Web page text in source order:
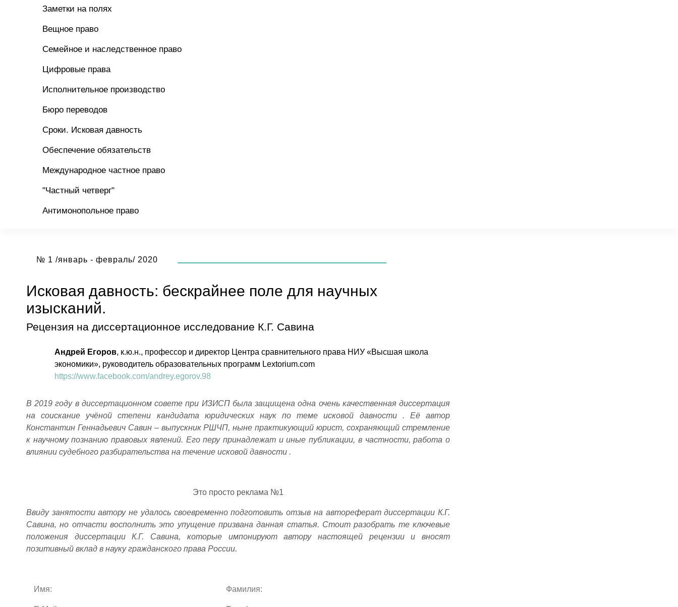
Заметки на полях
Вещное право
Семейное и наследственное право
Цифровые права
Исполнительное производство
Бюро переводов
Сроки. Исковая давность
Обеспечение обязательств
Международное частное право
"Частный четверг"
Антимонопольное право
№ 1 /январь - февраль/ 2020
Исковая давность: бескрайнее поле для научных
изысканий.
Рецензия на диссертационное исследование К.Г. Савина
Андрей Егоров, к.ю.н., профессор и директор Центра сравнительного права НИУ «Высшая школа
экономики», руководитель образовательных программ Lextorium.com
https://www.facebook.com/andrey.egorov.98
В 2019 году в диссертационном совете при ИЗИСП была защищена одна очень качественная диссертация
на соискание учёной степени кандидата юридических наук по теме исковой давности . Её автор
Константин Геннадьевич Савин – выпускник РШЧП, ныне практикующий юрист, сохраняющий стремление
к научному познанию правовых явлений. Его перу принадлежат и иные публикации, в частности, работа о
влиянии судебного разбирательства на течение исковой давности .
Это просто реклама №1
Ввиду занятости автору не удалось своевременно подготовить отзыв на автореферат диссертации К.Г.
Савина, но отчасти восполнить это упущение призвана данная статья. Стоит разобрать те ключевые
положения диссертации К.Г. Савина, которые импонируют автору настоящей рецензии и вносят
позитивный вклад в науку гражданского права России.